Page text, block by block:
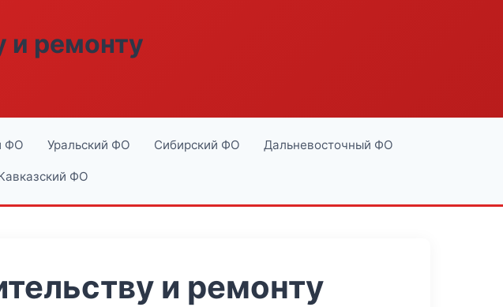
и ремонту
ФО Уральский ФО Сибирский ФО Дальневосточный ФО
ФО
и ремонту